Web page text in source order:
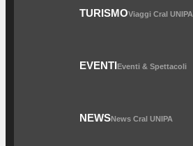
TURISMOViaggi Cral UNIPA
EVENTIEventi & Spettacoli
NEWSNews Cral UNIPA